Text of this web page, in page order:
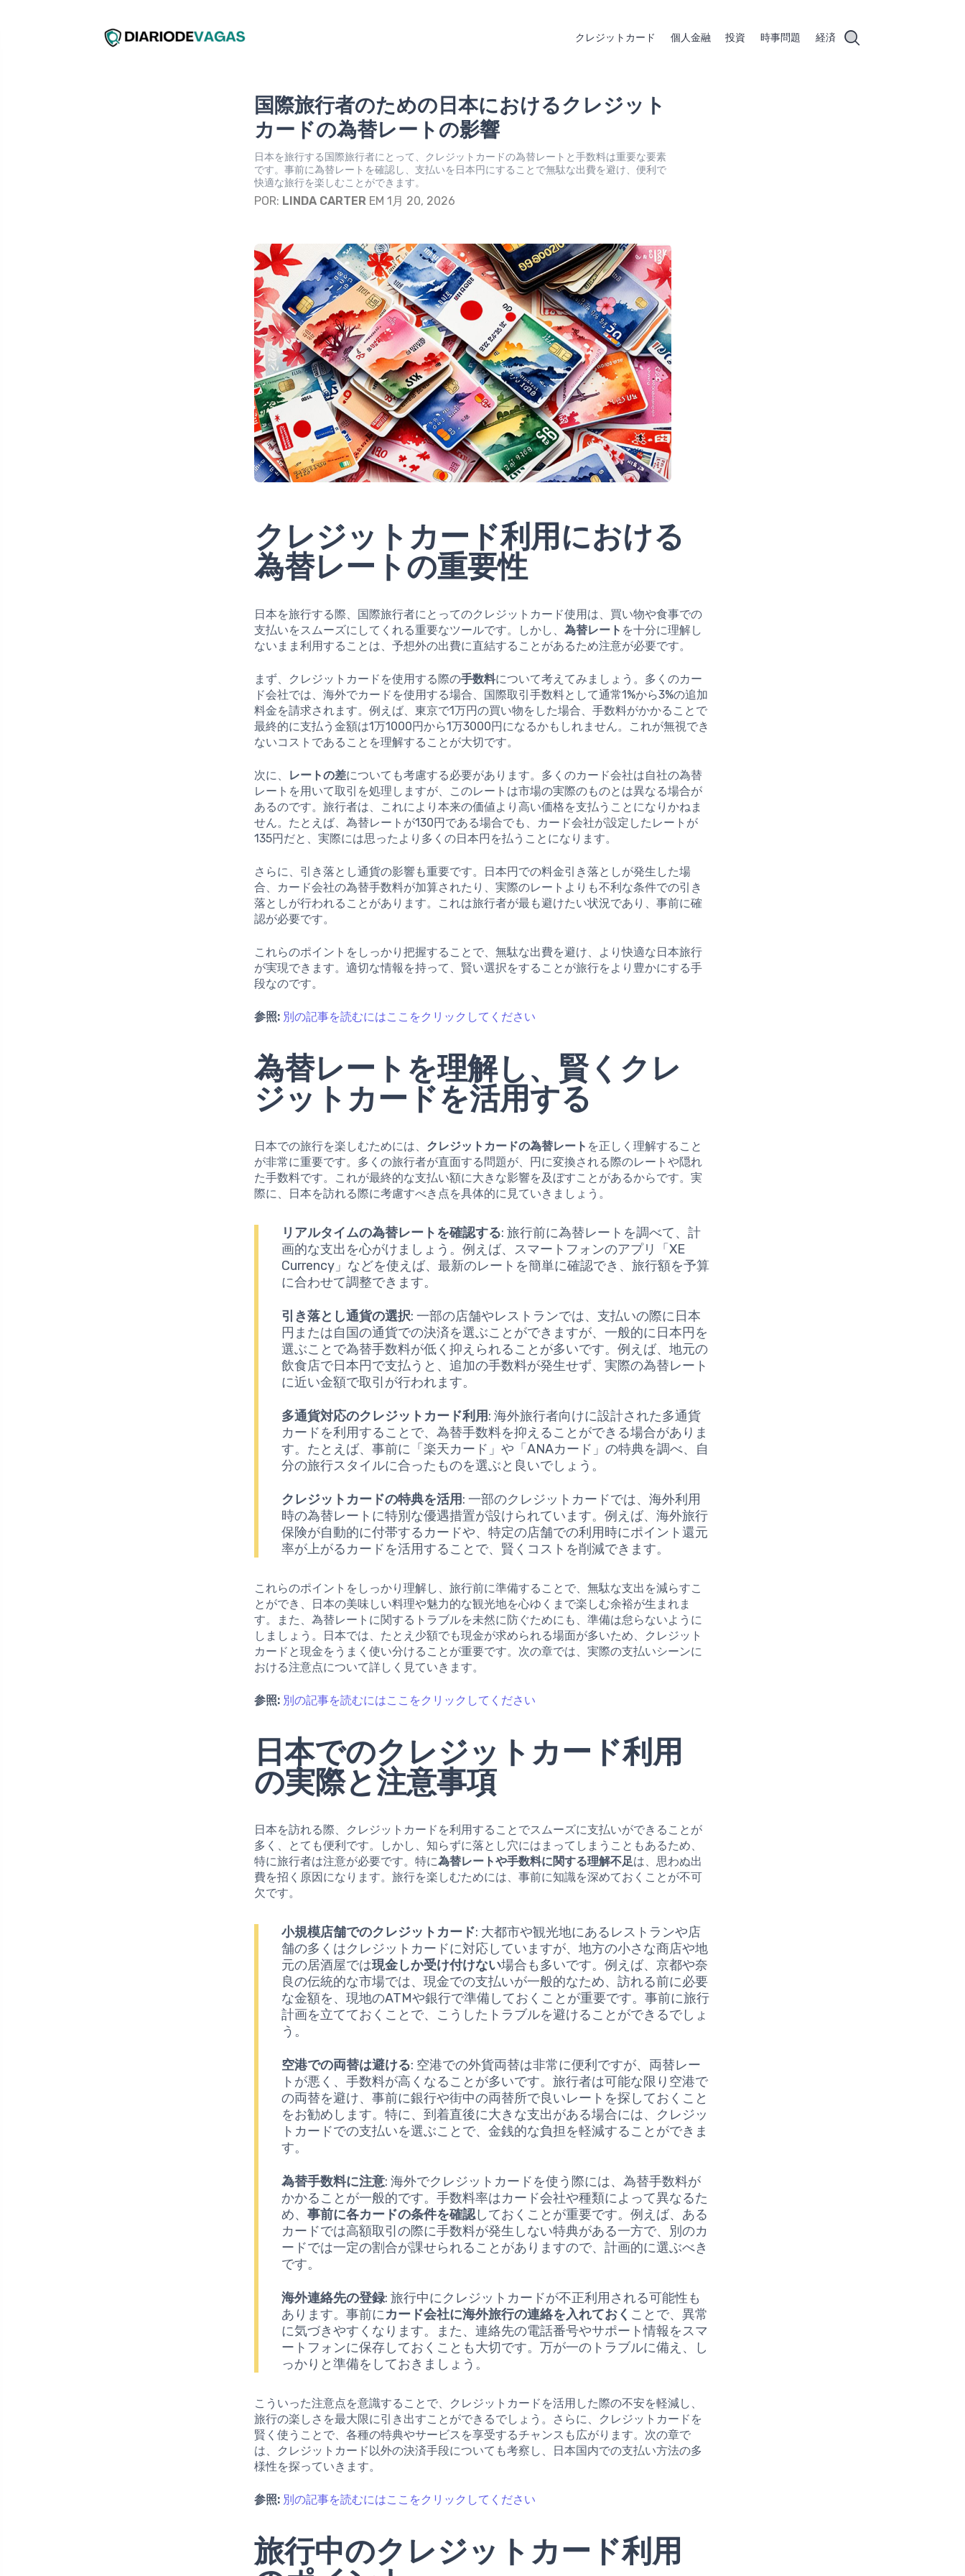
クレジットカード 個人金融 投資 時事問題 経済
国際旅行者のための日本におけるクレジット
カードの為替レートの影響
日本を旅行する国際旅行者にとって、クレジットカードの為替レートと手数料は重要な要素
です。事前に為替レートを確認し、支払いを日本円にすることで無駄な出費を避け、便利で
快適な旅行を楽しむことができます。
POR: LINDA CARTER EM 1月 20, 2026
クレジットカード利用における
為替レートの重要性
日本を旅行する際、国際旅行者にとってのクレジットカード使用は、買い物や食事での
支払いをスムーズにしてくれる重要なツールです。しかし、為替レート を十分に理解し
ないまま利用することは、予想外の出費に直結することがあるため注意が必要です。
まず、クレジットカードを使用する際の手数料について考えてみましょう。多くのカー
ド会社では、海外でカードを使用する場合、国際取引手数料として通常1%から3%の追加
料金を請求されます。例えば、東京で1万円の買い物をした場合、手数料がかかることで
最終的に支払う金額は1万1000円から1万3000円になるかもしれません。これが無視でき
ないコストであることを理解することが大切です。
次に、 レートの差についても考慮する必要があります。多くのカード会社は自社の為替
レートを用いて取引を処理しますが、このレートは市場の実際のものとは異なる場合が
あるのです。旅行者は、これにより本来の価値より高い価格を支払うことになりかねま
せん。たとえば、為替レートが130円である場合でも、カード会社が設定したレートが
135円だと、実際には思ったより多くの日本円を払うことになります。
さらに、引き落とし通貨の影響も重要です。日本円での料金引き落としが発生した場
合、カード会社の為替手数料が加算されたり、実際のレートよりも不利な条件での引き
落としが行われることがあります。これは旅行者が最も避けたい状況であり、事前に確
認が必要です。
これらのポイントをしっかり把握することで、無駄な出費を避け、より快適な日本旅行
が実現できます。適切な情報を持って、賢い選択をすることが旅行をより豊かにする手
段なのです。
参照: 別の記事を読むにはここをクリックしてください
為替レートを理解し、賢くクレ
ジットカードを活用する
日本での旅行を楽しむためには、 クレジットカードの為替レート を正しく理解すること
が非常に重要です。多くの旅行者が直面する問題が、円に変換される際のレートや隠れ
た手数料です。これが最終的な支払い額に大きな影響を及ぼすことがあるからです。実
際に、日本を訪れる際に考慮すべき点を具体的に見ていきましょう。
リアルタイムの為替レートを確認する: 旅行前に為替レートを調べて、計
画的な支出を心がけましょう。例えば、スマートフォンのアプリ「XE
Currency」などを使えば、最新のレートを簡単に確認でき、旅行額を予算
に合わせて調整できます。
引き落とし通貨の選択: 一部の店舗やレストランでは、支払いの際に日本
円または自国の通貨での決済を選ぶことができますが、一般的に日本円を
選ぶことで為替手数料が低く抑えられることが多いです。例えば、地元の
飲食店で日本円で支払うと、追加の手数料が発生せず、実際の為替レート
に近い金額で取引が行われます。
多通貨対応のクレジットカード利用: 海外旅行者向けに設計された多通貨
カードを利用することで、為替手数料を抑えることができる場合がありま
す。たとえば、事前に「楽天カード」や「ANAカード」の特典を調べ、自
分の旅行スタイルに合ったものを選ぶと良いでしょう。
クレジットカードの特典を活用: 一部のクレジットカードでは、海外利用
時の為替レートに特別な優遇措置が設けられています。例えば、海外旅行
保険が自動的に付帯するカードや、特定の店舗での利用時にポイント還元
率が上がるカードを活用することで、賢くコストを削減できます。
これらのポイントをしっかり理解し、旅行前に準備することで、無駄な支出を減らすこ
とができ、日本の美味しい料理や魅力的な観光地を心ゆくまで楽しむ余裕が生まれま
す。また、為替レートに関するトラブルを未然に防ぐためにも、準備は怠らないように
しましょう。日本では、たとえ少額でも現金が求められる場面が多いため、クレジット
カードと現金をうまく使い分けることが重要です。次の章では、実際の支払いシーンに
おける注意点について詳しく見ていきます。
参照: 別の記事を読むにはここをクリックしてください
日本でのクレジットカード利用
の実際と注意事項
日本を訪れる際、クレジットカードを利用することでスムーズに支払いができることが
多く、とても便利です。しかし、知らずに落とし穴にはまってしまうこともあるため、
特に旅行者は注意が必要です。特に為替レートや手数料に関する理解不足は、思わぬ出
費を招く原因になります。旅行を楽しむためには、事前に知識を深めておくことが不可
欠です。
小規模店舗でのクレジットカード: 大都市や観光地にあるレストランや店
舗の多くはクレジットカードに対応していますが、地方の小さな商店や地
元の居酒屋では現金しか受け付けない場合も多いです。例えば、京都や奈
良の伝統的な市場では、現金での支払いが一般的なため、訪れる前に必要
な金額を、現地のATMや銀行で準備しておくことが重要です。事前に旅行
計画を立てておくことで、こうしたトラブルを避けることができるでしょ
う。
空港での両替は避ける: 空港での外貨両替は非常に便利ですが、両替レー
トが悪く、手数料が高くなることが多いです。旅行者は可能な限り空港で
の両替を避け、事前に銀行や街中の両替所で良いレートを探しておくこと
をお勧めします。特に、到着直後に大きな支出がある場合には、クレジッ
トカードでの支払いを選ぶことで、金銭的な負担を軽減することができま
す。
為替手数料に注意: 海外でクレジットカードを使う際には、為替手数料が
かかることが一般的です。手数料率はカード会社や種類によって異なるた
め、事前に各カードの条件を確認しておくことが重要です。例えば、ある
カードでは高額取引の際に手数料が発生しない特典がある一方で、別のカ
ードでは一定の割合が課せられることがありますので、計画的に選ぶべき
です。
海外連絡先の登録: 旅行中にクレジットカードが不正利用される可能性も
あります。事前にカード会社に海外旅行の連絡を入れておく ことで、異常
に気づきやすくなります。また、連絡先の電話番号やサポート情報をスマ
ートフォンに保存しておくことも大切です。万が一のトラブルに備え、し
っかりと準備をしておきましょう。
こういった注意点を意識することで、クレジットカードを活用した際の不安を軽減し、
旅行の楽しさを最大限に引き出すことができるでしょう。さらに、クレジットカードを
賢く使うことで、各種の特典やサービスを享受するチャンスも広がります。次の章で
は、クレジットカード以外の決済手段についても考察し、日本国内での支払い方法の多
様性を探っていきます。
参照: 別の記事を読むにはここをクリックしてください
旅行中のクレジットカード利用